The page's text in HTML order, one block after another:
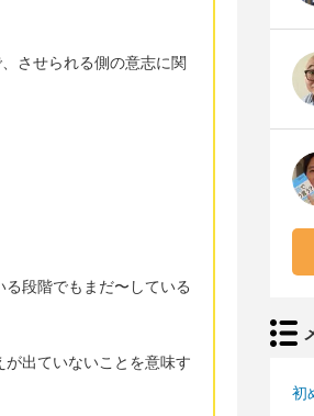
させられる側の意志に関
段階でもまだ〜している
出ていないことを意味す
初